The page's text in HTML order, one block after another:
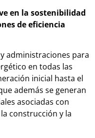
en la sostenibilidad
de eficiencia
administraciones para
en todas las
inicial hasta el
además se generan
asociadas con
construcción y la